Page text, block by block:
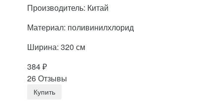
Производитель: Китай
Материал: поливинилхлорид
Ширина: 320 см
384₽
26 Отзывы